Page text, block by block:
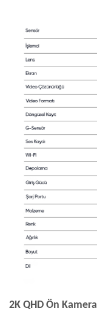
2K QHD Ön Kamera